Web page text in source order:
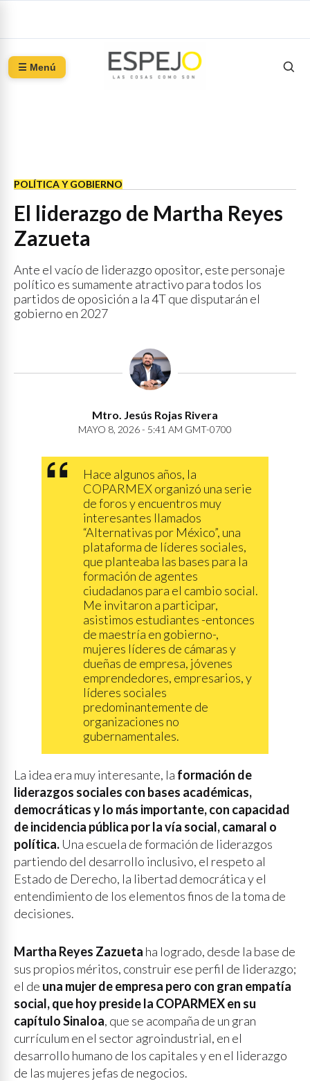
☰ Menú
POLÍTICA Y GOBIERNO
El liderazgo de Martha Reyes
Zazueta
Ante el vacío de liderazgo opositor, este personaje
político es sumamente atractivo para todos los
partidos de oposición a la 4T que disputarán el
gobierno en 2027
Mtro. Jesús Rojas Rivera
MAYO 8, 2026 - 5:41 AM GMT-0700
Hace algunos años, la
COPARMEX organizó una serie
de foros y encuentros muy
interesantes llamados
“Alternativas por México”, una
plataforma de líderes sociales,
que planteaba las bases para la
formación de agentes
ciudadanos para el cambio social.
Me invitaron a participar,
asistimos estudiantes -entonces
de maestría en gobierno-,
mujeres líderes de cámaras y
dueñas de empresa, jóvenes
emprendedores, empresarios, y
líderes sociales
predominantemente de
organizaciones no
gubernamentales.
La idea era muy interesante, la formación de
liderazgos sociales con bases académicas,
democráticas y lo más importante, con capacidad
de incidencia pública por la vía social, camaral o
política. Una escuela de formación de liderazgos
partiendo del desarrollo inclusivo, el respeto al
Estado de Derecho, la libertad democrática y el
entendimiento de los elementos finos de la toma de
decisiones.
Martha Reyes Zazueta ha logrado, desde la base de
sus propios méritos, construir ese perfil de liderazgo;
el de una mujer de empresa pero con gran empatía
social, que hoy preside la COPARMEX en su
capítulo Sinaloa, que se acompaña de un gran
currículum en el sector agroindustrial, en el
desarrollo humano de los capitales y en el liderazgo
de las mujeres jefas de negocios.